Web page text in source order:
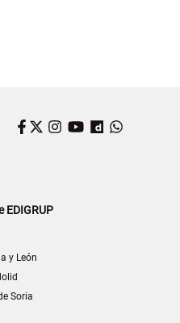
Facebook
Twitter
Instagram
YouTube
Dailymotion
EDIGRUP
y León
Soria